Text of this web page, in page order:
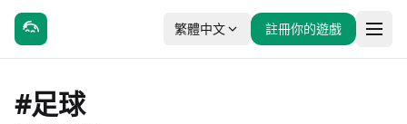
繁體中文 註冊你的遊戲
#足球